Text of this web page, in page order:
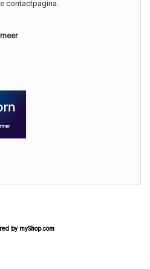
contactpagina.
by myShop.com